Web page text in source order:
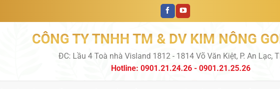
CÔNG TY TNHH TM & DV KIM NÔNG
ĐC: Lầu 4 Toà nhà Visland 1812 - 1814 Võ Văn Kiệt, P. An Lạc,
Hotline: 0901.21.24.26 - 0901.21.25.26